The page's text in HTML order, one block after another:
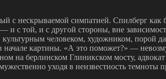
с нескрываемой симпатией. Спилберг
с той, и с другой стороны, вне
человеком, художником, порой
начале картины. «А это поможет?» —
на берлинском Глиникском мосту,
уходя в неизвестность